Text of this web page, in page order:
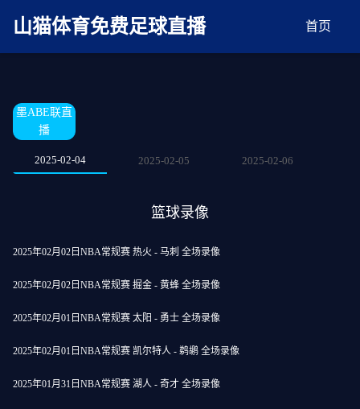
AV在线无码麻豆
山猫体育免费足球直播 首页
墨ABE联直
播
2025-02-04 2025-02-05 2025-02-06
篮球录像
2025年02月02日NBA常规赛 热火 - 马刺 全场录像
2025年02月02日NBA常规赛 掘金 - 黄蜂 全场录像
2025年02月01日NBA常规赛 太阳 - 勇士 全场录像
2025年02月01日NBA常规赛 凯尔特人 - 鹈鹕 全场录像
2025年01月31日NBA常规赛 湖人 - 奇才 全场录像